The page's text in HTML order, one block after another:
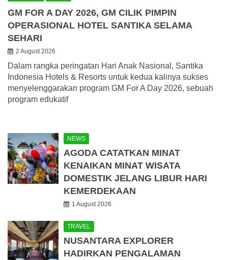
GM FOR A DAY 2026, GM CILIK PIMPIN
OPERASIONAL HOTEL SANTIKA SELAMA
SEHARI
2 August 2026
Dalam rangka peringatan Hari Anak Nasional, Santika
Indonesia Hotels & Resorts untuk kedua kalinya sukses
menyelenggarakan program GM For A Day 2026, sebuah
program edukatif
NEWS
AGODA CATATKAN MINAT
KENAIKAN MINAT WISATA
DOMESTIK JELANG LIBUR HARI
KEMERDEKAAN
1 August 2026
TRAVEL
NUSANTARA EXPLORER
HADIRKAN PENGALAMAN